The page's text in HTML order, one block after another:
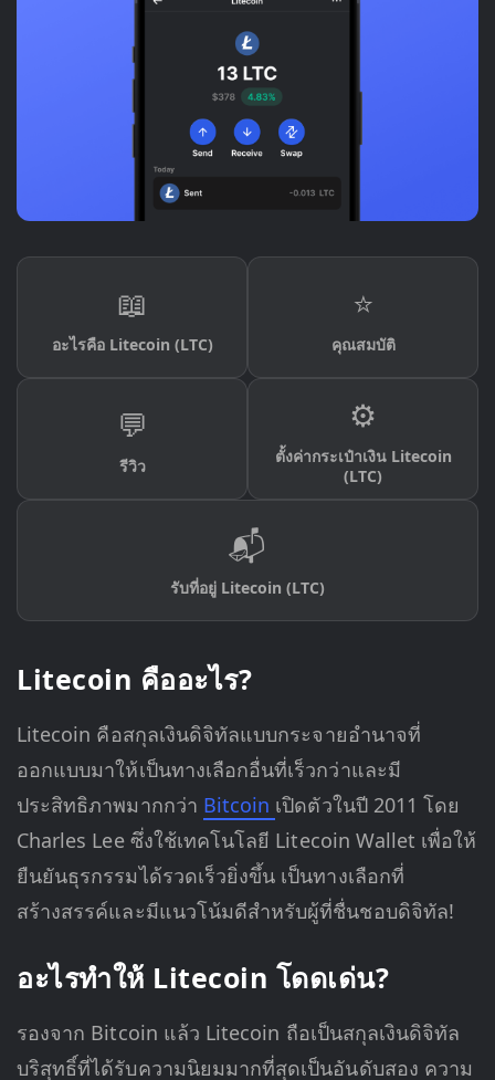
📖
อะไรคือ Litecoin (LTC)
⭐
คุณสมบัติ
💬
รีวิว
⚙️
ตั้งค่ากระเป๋าเงิน Litecoin
(LTC)
📬
รับที่อยู่ Litecoin (LTC)
Litecoin คืออะไร?
Litecoin คือสกุลเงินดิจิทัลแบบกระจายอำนาจที่
ออกแบบมาให้เป็นทางเลือกอื่นที่เร็วกว่าและมี
ประสิทธิภาพมากกว่า Bitcoin เปิดตัวในปี 2011 โดย
Charles Lee ซึ่งใช้เทคโนโลยี Litecoin Wallet เพื่อให้
ยืนยันธุรกรรมได้รวดเร็วยิ่งขึ้น เป็นทางเลือกที่
สร้างสรรค์และมีแนวโน้มดีสำหรับผู้ที่ชื่นชอบดิจิทัล!
อะไรทำให้ Litecoin โดดเด่น?
รองจาก Bitcoin แล้ว Litecoin ถือเป็นสกุลเงินดิจิทัล
บริสุทธิ์ที่ได้รับความนิยมมากที่สุดเป็นอันดับสอง ความ